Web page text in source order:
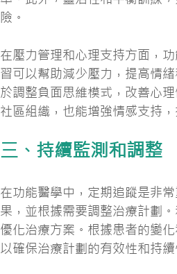
險。
在壓力管理和心理支持方面，
習可以幫助減少壓力，提高情
於調整負面思維模式，改善心
社區組織，也能增強情感支持，
三、持續監測和調整
在功能醫學中，定期追蹤是非
果，並根據需要調整治療計劃
優化治療方案。根據患者的變
以確保治療計劃的有效性和持續